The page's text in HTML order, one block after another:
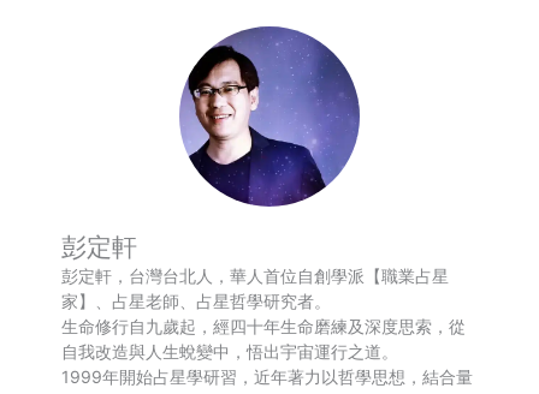
彭定軒
彭定軒，台灣台北人，華人首位自創學派【職業占星
家】、占星老師、占星哲學研究者。
生命修行自九歲起，經四十年生命磨練及深度思索，從
自我改造與人生蛻變中，悟出宇宙運行之道。
1999年開始占星學研習，近年著力以哲學思想，結合量